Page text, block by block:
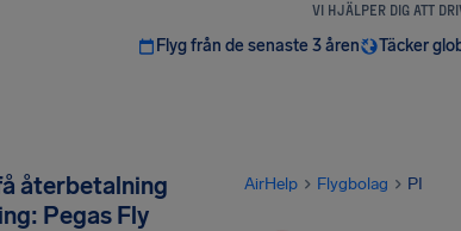
VI HJÄLPER DIG ATT
Flyg från de senaste 3 åren Täcker
återbetalning
Pegas Fly
AirHelp Flygbolag PI